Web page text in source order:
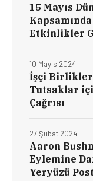
15 Mayıs
Etkinlikler
İşçi
Tutsaklar
Çağrısı
10 Mayıs 2024
Aaron
Eylemine
Yeryüzü
27 Şubat 2024